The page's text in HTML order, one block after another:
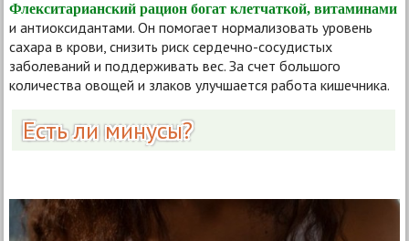
Флекситарианский рацион богат клетчаткой, витаминами
и антиоксидантами. Он помогает нормализовать уровень
сахара в крови, снизить риск сердечно-сосудистых
заболеваний и поддерживать вес. За счет большого
количества овощей и злаков улучшается работа кишечника.
Есть ли минусы?